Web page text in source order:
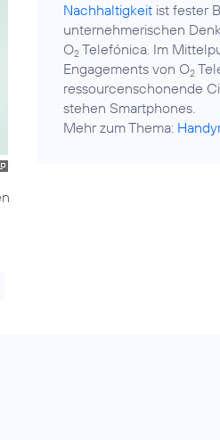
Nachhaltigkeit ist fester
unternehmerischen
O2 Telefónica. Im
Engagements von O2
ressourcenschonende
stehen Smartphones.
Mehr zum Thema: